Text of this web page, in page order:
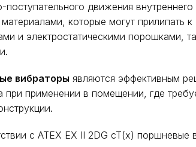
поступательного движения
которые могут прилипать
и электростатическими порошками,
вибраторы являются эффективным
при применении в помещении, где
с ATEX EX II 2DG cT(x) поршневые